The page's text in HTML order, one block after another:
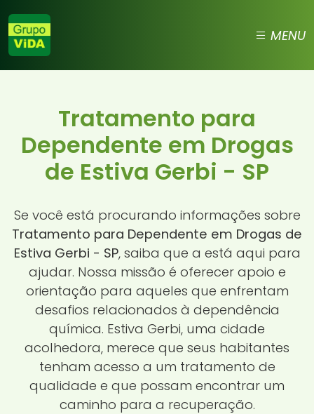
MENU
Tratamento para
Dependente em Drogas
de Estiva Gerbi - SP
Se você está procurando informações sobre
Tratamento para Dependente em Drogas de
Estiva Gerbi - SP, saiba que a está aqui para
ajudar. Nossa missão é oferecer apoio e
orientação para aqueles que enfrentam
desafios relacionados à dependência
química. Estiva Gerbi, uma cidade
acolhedora, merece que seus habitantes
tenham acesso a um tratamento de
qualidade e que possam encontrar um
caminho para a recuperação.